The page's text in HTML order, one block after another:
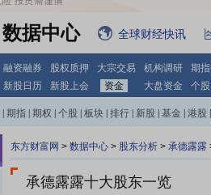
数据中心 全球财经快讯
融资融券 股权质押 大宗交易 机构调研 期
新股日历 新股上会 资金 大盘资金 个
期指 期权 个股 板块 排行 新股 基金 港股
东方财富网 > 数据中心 > 股东分析 > 承德露露
承德露露十大股东一览